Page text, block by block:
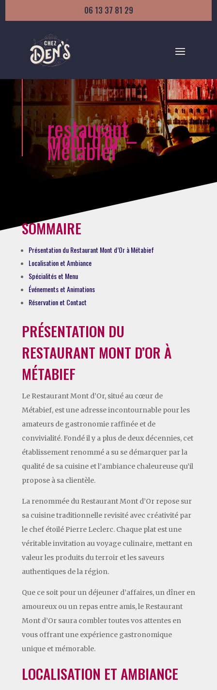
06 13 37 81 29
restaurant
mont d’or –
Métabief
SOMMAIRE
Présentation du Restaurant Mont d’Or à Métabief
Localisation et Ambiance
Spécialités et Menu
Événements et Animations
Réservation et Contact
PRÉSENTATION DU
RESTAURANT MONT D’OR À
MÉTABIEF
Le Restaurant Mont d’Or, situé au cœur de
Métabief, est une adresse incontournable pour les
amateurs de gastronomie raffinée et de
convivialité. Fondé il y a plus de deux décennies, cet
établissement renommé a su se démarquer par la
qualité de sa cuisine et l’ambiance chaleureuse qu’il
propose à sa clientèle.
La renommée du Restaurant Mont d’Or repose sur
sa cuisine traditionnelle revisité avec créativité par
le chef étoilé Pierre Leclerc. Chaque plat est une
véritable invitation au voyage culinaire, mettant en
valeur les produits du terroir et les saveurs
authentiques de la région.
Que ce soit pour un déjeuner d’affaires, un dîner en
amoureux ou un repas entre amis, le Restaurant
Mont d’Or saura combler toutes vos attentes en
vous offrant une expérience gastronomique
unique et mémorable.
LOCALISATION ET AMBIANCE